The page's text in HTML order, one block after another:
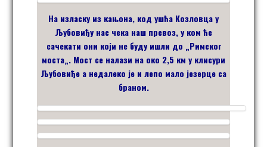
На изласку из кањона, код ушћа Козловца у
Љубовиђу нас чека наш превоз,у ком ће
сачекати они који не буду ишли до „Римског
моста„. Мост се налази на око 2,5 км у клисури
Љубовиђе а недалеко је и лепо мало језерце са
браном.